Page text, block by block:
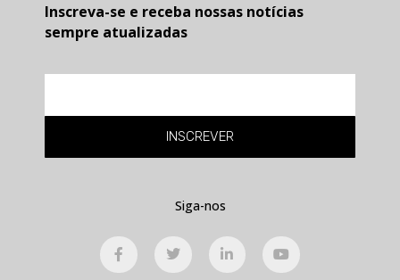
Inscreva-se e receba nossas notícias
sempre atualizadas
INSCREVER
Siga-nos
F
a
c
T
w
i
L
i
n
Y
o
u